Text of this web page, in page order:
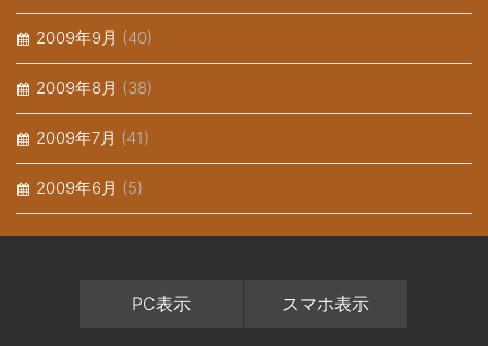
2009年9月 (40)
2009年8月 (38)
2009年7月 (41)
2009年6月 (5)
PC表示 スマホ表示